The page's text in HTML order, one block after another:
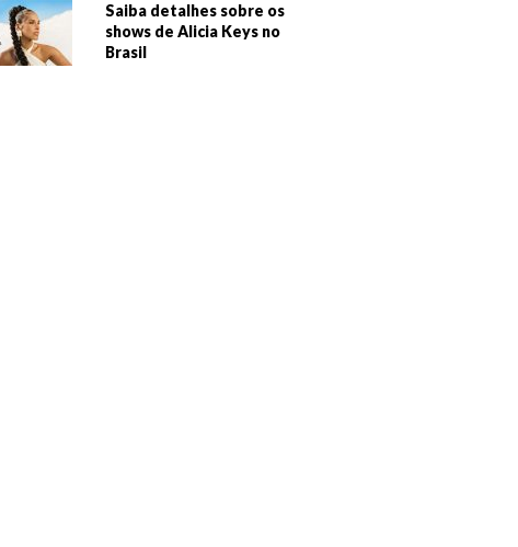
Saiba detalhes sobre os
shows de Alicia Keys no
Brasil